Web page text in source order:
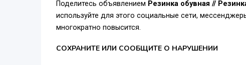
Поделитесь объявлением Резинка обувная //
используйте для этого социальные сети,
многократно повысится.
СОХРАНИТЕ ИЛИ СООБЩИТЕ О НАРУШЕНИИ